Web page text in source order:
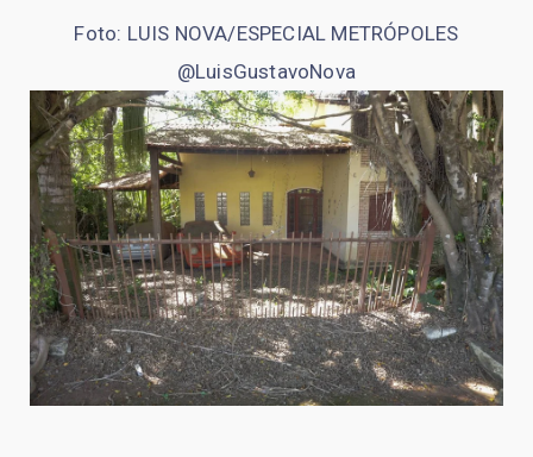
Foto: LUIS NOVA/ESPECIAL METRÓPOLES
@LuisGustavoNova